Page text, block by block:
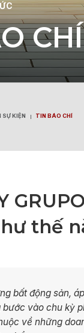
O CHÍ
SỰ KIỆN TIN BÁO CHÍ
thế
bất động sản,
vào chu kỳ
về những